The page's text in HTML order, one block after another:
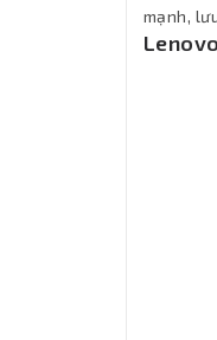
mạnh,